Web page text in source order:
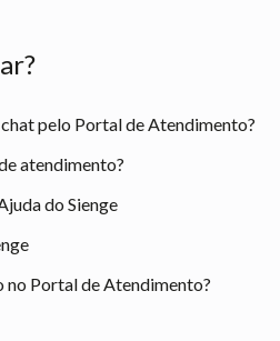
pelo Portal de Atendimento?
atendimento?
do Sienge
no Portal de Atendimento?